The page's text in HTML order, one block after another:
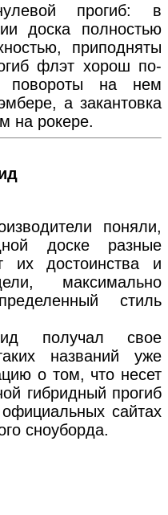
прогиб: в
доска полностью
приподняты
флэт хорош по-
повороты на нем
а закантовка
на рокере.
поняли,
доске разные
их достоинства и
максимально
стиль
получал свое
названий уже
о том, что несет
гибридный прогиб
сайтах
сноуборда.